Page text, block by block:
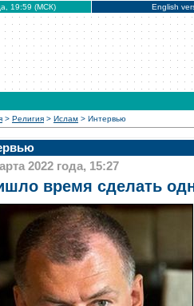
19:59 (МСК) English
> Религия > Ислам > Интервью
2022 года, 15:27
время сделать